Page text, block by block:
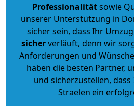
Professionalitätsowie
unserer Unterstützung in
sicher sein, dass Ihr Umzug
sicherverläuft, denn wir
Anforderungen und
haben die besten Partner,
und sicherzustellen,
Straelen ein